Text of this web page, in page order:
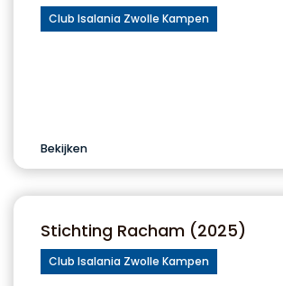
Club Isalania Zwolle Kampen
Bekijken
Stichting Racham (2025)
Club Isalania Zwolle Kampen